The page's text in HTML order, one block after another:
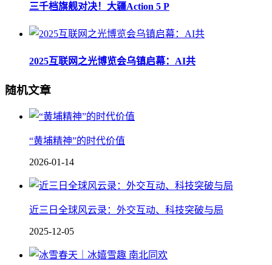
三千档旗舰对决！大疆Action 5 P
2025互联网之光博览会乌镇启幕：AI共
随机文章
“黄埔精神”的时代价值
2026-01-14
近三日全球风云录：外交互动、科技突破与局
2025-12-05